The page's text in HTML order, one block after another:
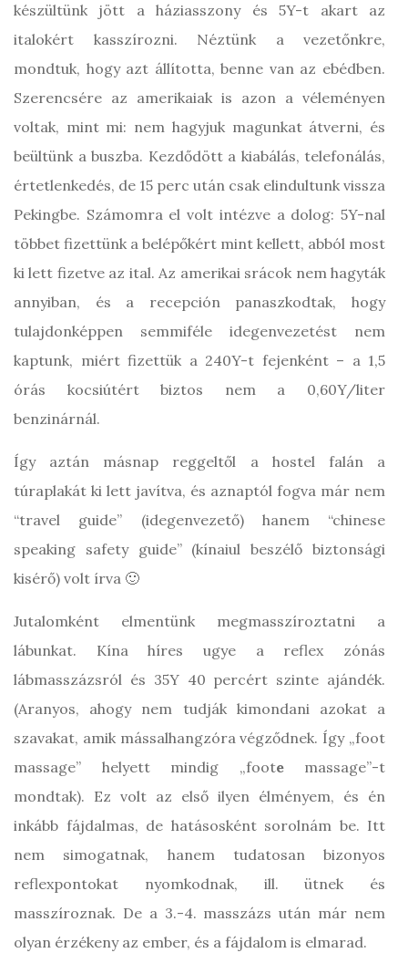
készültünk jött a háziasszony és 5Y-t akart az
italokért kasszírozni. Néztünk a vezetőnkre,
mondtuk, hogy azt állította, benne van az ebédben.
Szerencsére az amerikaiak is azon a véleményen
voltak, mint mi: nem hagyjuk magunkat átverni, és
beültünk a buszba. Kezdődött a kiabálás, telefonálás,
értetlenkedés, de 15 perc után csak elindultunk vissza
Pekingbe. Számomra el volt intézve a dolog: 5Y-nal
többet fizettünk a belépőkért mint kellett, abból most
ki lett fizetve az ital. Az amerikai srácok nem hagyták
annyiban, és a recepción panaszkodtak, hogy
tulajdonképpen semmiféle idegenvezetést nem
kaptunk, miért fizettük a 240Y-t fejenként – a 1,5
órás kocsiútért biztos nem a 0,60Y/liter
benzinárnál.
Így aztán másnap reggeltől a hostel falán a
túraplakát ki lett javítva, és aznaptól fogva már nem
“travel guide” (idegenvezető) hanem “chinese
speaking safety guide” (kínaiul beszélő biztonsági
kisérő) volt írva 🙂
Jutalomként elmentünk megmasszíroztatni a
lábunkat. Kína híres ugye a reflex zónás
lábmasszázsról és 35Y 40 percért szinte ajándék.
(Aranyos, ahogy nem tudják kimondani azokat a
szavakat, amik mássalhangzóra végződnek. Így „foot
massage” helyett mindig „footemassage”-t
mondtak). Ez volt az első ilyen élményem, és én
inkább fájdalmas, de hatásosként sorolnám be. Itt
nem simogatnak, hanem tudatosan bizonyos
reflexpontokat nyomkodnak, ill. ütnek és
masszíroznak. De a 3.-4. masszázs után már nem
olyan érzékeny az ember, és a fájdalom is elmarad.